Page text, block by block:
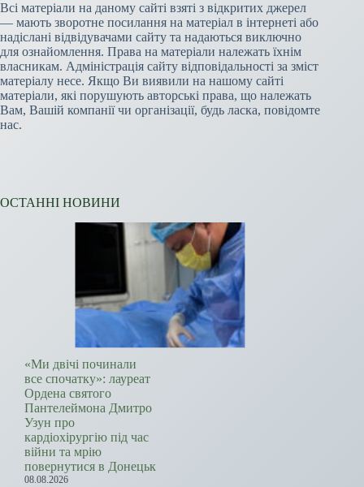
Всі матеріали на даному сайті взяті з відкритих джерел
— мають зворотне посилання на матеріал в інтернеті або
надіслані відвідувачами сайту та надаються виключно
для ознайомлення. Права на матеріали належать їхнім
власникам. Адміністрація сайту відповідальності за зміст
матеріалу несе. Якщо Ви виявили на нашому сайті
матеріали, які порушують авторські права, що належать
Вам, Вашій компанії чи організації, будь ласка, повідомте
нас.
ОСТАННІ НОВИНИ
«Ми двічі починали
все спочатку»: лауреат
Ордена святого
Пантелеймона Дмитро
Узун про
кардіохірургію під час
війни та мрію
повернутися в Донецьк
08.08.2026